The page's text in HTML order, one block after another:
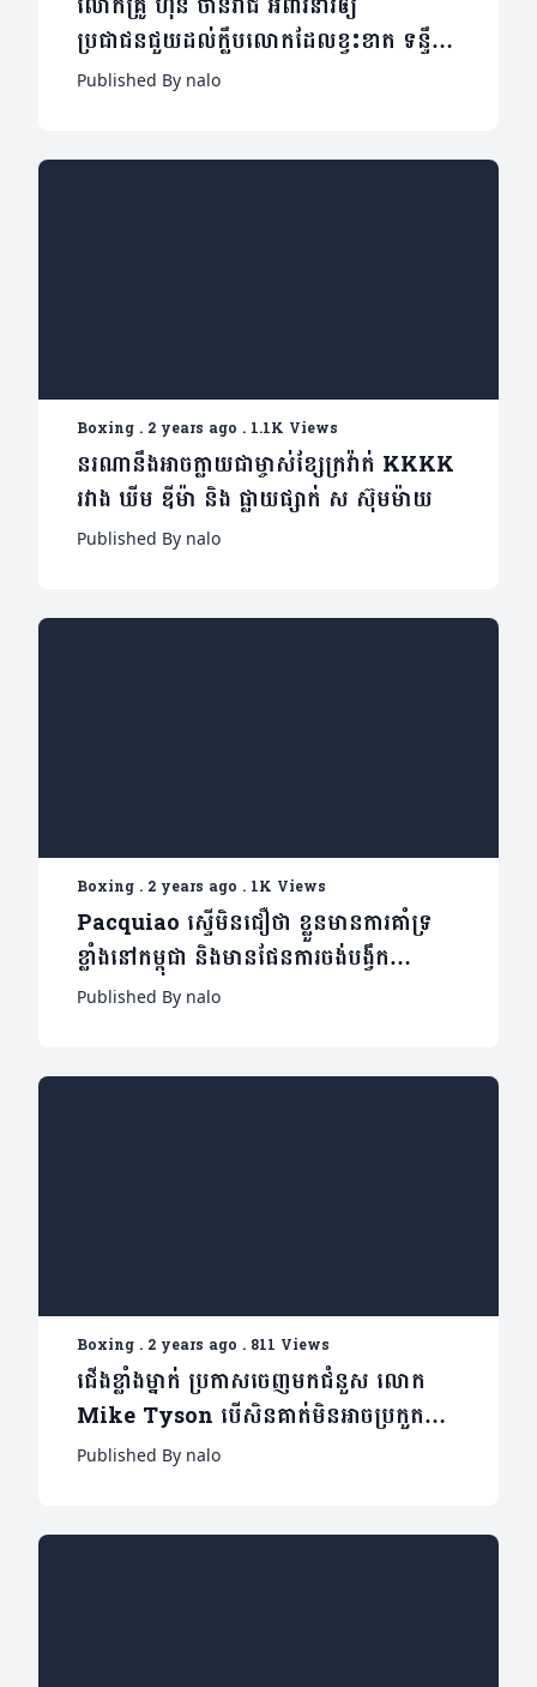
ប្រជាជនជួយដល់ក្លឹបលោកដែលខ្វះខាត ទន្ទឹម
ដែលកីឡាករបរទេសហាក់ទទួលបានការយក
Published By nalo
Boxing . 2 years ago . 1.1K Views
នរណានឹងអាចក្លាយជាម្ចាស់ខ្សែក្រវ៉ាត់ KKKK
រវាង ឃីម ឌីម៉ា និង ផ្លាយផ្សាក់ ស ស៊ុមម៉ាយ
Published By nalo
Boxing . 2 years ago . 1K Views
Pacquiao ស្ទើមិនជឿថា ខ្លួនមានការគាំទ្រ
ខ្លាំងនៅកម្ពុជា និងមានផែនការចង់បង្វឹក
កីឡាករគុនខ្មែរនាពេលអនាគតផងដែរ (មាន
Published By nalo
Boxing . 2 years ago . 811 Views
ជើងខ្លាំងម្នាក់ ប្រកាសចេញមកជំនួស លោក
Mike Tyson បើសិនគាត់មិនអាចប្រកួត
ជាមួយ Jack Paul បានទេនោះ
Published By nalo